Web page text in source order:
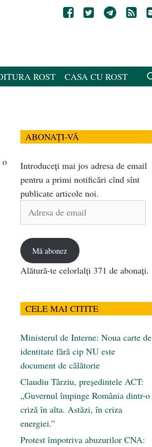
ROST CASA CU ROST
o
ABONAȚI-VĂ
Introduceți mai jos adresa de email
pentru a primi notificări cînd sînt
publicate articole noi.
Adresa
Mă abonez
Alătură-te celorlalți 371 de abonați.
CELE MAI CITITE
Ministerul de Interne: Noua carte de
identitate fără cip NU este
document de călătorie
Claudiu Târziu, președintele ACT:
„Guvernul împinge România dintr-o
criză în alta. Astăzi, în criza
energiei.”
Protest împotriva abuzurilor CNA: